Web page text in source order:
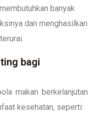
banyak
dan menghasilkan
bagi
makan berkelanjutan
kesehatan, seperti: